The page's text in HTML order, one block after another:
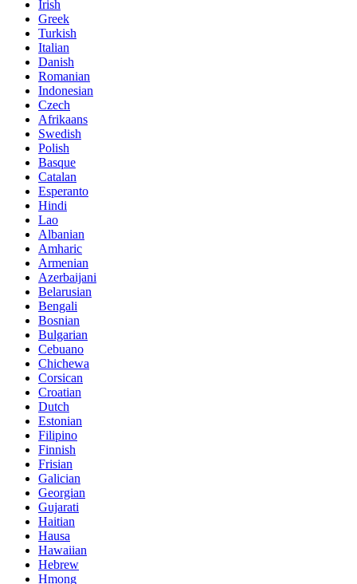
Irish
Greek
Turkish
Italian
Danish
Romanian
Indonesian
Czech
Afrikaans
Swedish
Polish
Basque
Catalan
Esperanto
Hindi
Lao
Albanian
Amharic
Armenian
Azerbaijani
Belarusian
Bengali
Bosnian
Bulgarian
Cebuano
Chichewa
Corsican
Croatian
Dutch
Estonian
Filipino
Finnish
Frisian
Galician
Georgian
Gujarati
Haitian
Hausa
Hawaiian
Hebrew
Hmong